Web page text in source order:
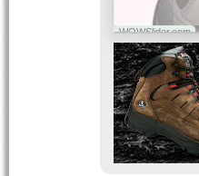
WOWSlider.com